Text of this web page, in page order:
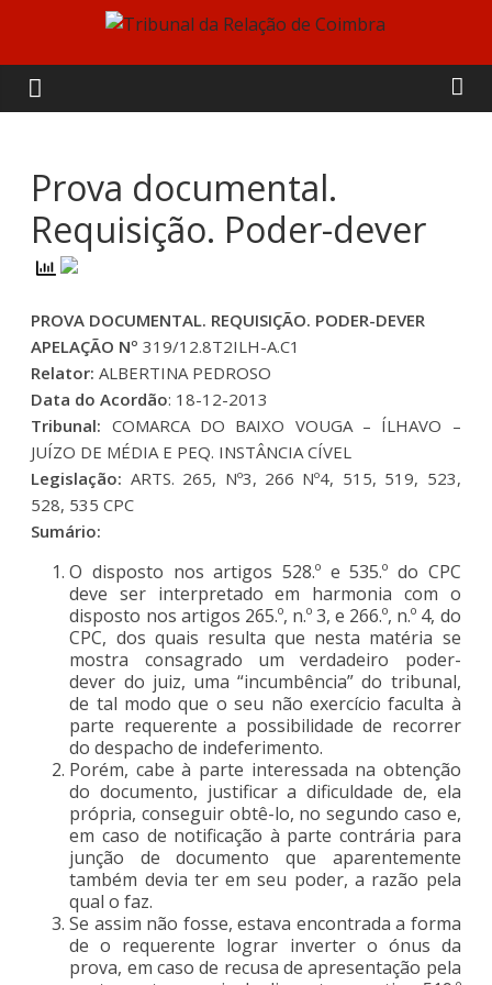
content
Tribunal
da
Relação
de
Coimbra
Prova documental.
Requisição. Poder-dever
PROVA DOCUMENTAL. REQUISIÇÃO. PODER-DEVER
APELAÇÃO Nº319/12.8T2ILH-A.C1
Relator: ALBERTINA PEDROSO
Data do Acordão: 18-12-2013
Tribunal: COMARCA DO BAIXO VOUGA – ÍLHAVO –
JUÍZO DE MÉDIA E PEQ. INSTÂNCIA CÍVEL
Legislação: ARTS. 265, Nº3, 266 Nº4, 515, 519, 523,
528, 535 CPC
Sumário:
O disposto nos artigos 528.º e 535.º do CPC
deve ser interpretado em harmonia com o
disposto nos artigos 265.º, n.º 3, e 266.º, n.º 4, do
CPC, dos quais resulta que nesta matéria se
mostra consagrado um verdadeiro poder-
dever do juiz, uma “incumbência” do tribunal,
de tal modo que o seu não exercício faculta à
parte requerente a possibilidade de recorrer
do despacho de indeferimento.
Porém, cabe à parte interessada na obtenção
do documento, justificar a dificuldade de, ela
própria, conseguir obtê-lo, no segundo caso e,
em caso de notificação à parte contrária para
junção de documento que aparentemente
também devia ter em seu poder, a razão pela
qual o faz.
Se assim não fosse, estava encontrada a forma
de o requerente lograr inverter o ónus da
prova, em caso de recusa de apresentação pela